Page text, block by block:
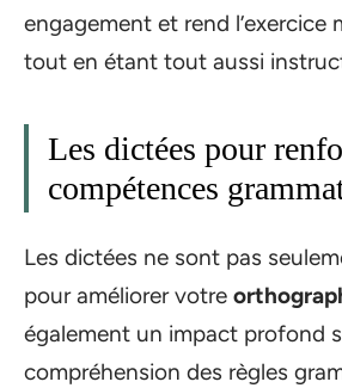
engagement et rend l’exercice
tout en étant tout aussi
Les dictées pour
compétences
Les dictées ne sont pas
pour améliorer votre
également un impact profond
compréhension des règles